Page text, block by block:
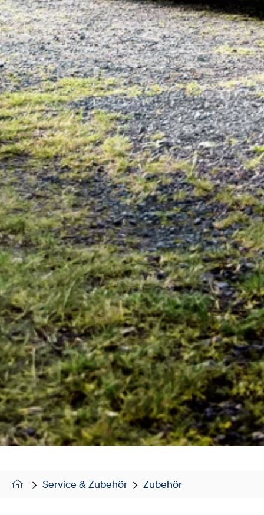
Service & Zubehör Zubehör